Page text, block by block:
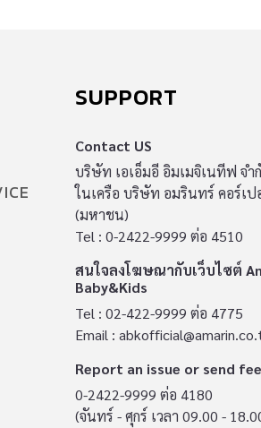
SUPPORT
Contact US
บริษัท เอเอ็มอี อิมเมจิเนทีฟ จำ
ในเครือ บริษัท อมรินทร์ คอร์เป
(มหาชน)
Tel : 0-2422-9999 ต่อ 4510
สนใจลงโฆษณากับเว็บไซต์
Baby&Kids
Tel : 02-422-9999 ต่อ 4775
Email :
Report an issue or send
0-2422-9999 ต่อ 4180
(จันทร์ - ศุกร์ เวลา 09.00 -